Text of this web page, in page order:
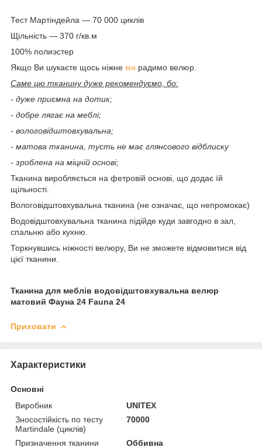
Тест Мартіндейла — 70 000 циклів
Щільність — 370 г/кв.м
100% полиэстер
Якщо Ви шукаєте щось ніжне ми радимо велюр.
Саме цю тканину дуже рекомендуємо, бо:
- дуже приємна на дотик;
- добре лягає на меблі;
- вологовідштовхувальна;
- матова тканина, тусть не має глянсового відблиску
- зроблена на міцній основі;
Тканина виробляється на фетровій основі, що додає їй
щільності.
Вологовідштовхувальна тканина (не означає, що непромокає)
Водовідштовхувальна тканина підійде куди завгодно в зал,
спальню або кухню.
Торкнувшись ніжності велюру, Ви не зможете відмовитися від
цієї тканини.
Тканина для меблів водовідштовхувальна велюр
матовий Фауна 24 Fauna 24
Приховати
Характеристики
Основні
Виробник
UNITEX
Зносостійкість по тесту
Martindale (циклів)
70000
Призначення тканини
Оббивна